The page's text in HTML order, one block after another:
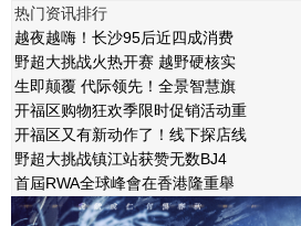
热门资讯排行
越夜越嗨！长沙95后近四成消费
野超大挑战火热开赛 越野硬核实
生即颠覆 代际领先！全景智慧旗
开福区购物狂欢季限时促销活动重
开福区又有新动作了！线下探店线
野超大挑战镇江站获赞无数BJ4
首屆RWA全球峰會在香港隆重舉